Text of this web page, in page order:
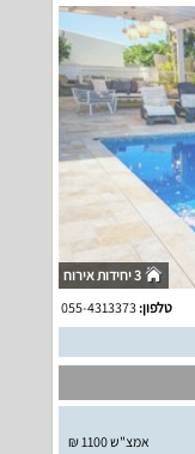
3 יחידות אירוח
טלפון:055-4313373
אמצ"ש 1100 ₪